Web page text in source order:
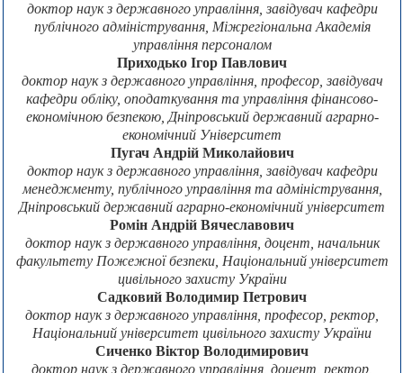
доктор наук з державного управління, завідувач кафедри
публічного адміністрування, Міжрегіональна Академія
управління персоналом
Приходько Ігор Павлович
доктор наук з державного управління, професор, завідувач
кафедри обліку, оподаткування та управління фінансово-
економічною безпекою, Дніпровський державний аграрно-
економічний Університет
Пугач Андрій Миколайович
доктор наук з державного управління, завідувач кафедри
менеджменту, публічного управління та адміністрування,
Дніпровський державний аграрно-економічний університет
Ромін Андрій Вячеславович
доктор наук з державного управління, доцент, начальник
факультету Пожежної безпеки, Національний університет
цивільного захисту України
Садковий Володимир Петрович
доктор наук з державного управління, професор, ректор,
Національний університет цивільного захисту України
Сиченко Віктор Володимирович
доктор наук з державного управління, доцент, ректор,